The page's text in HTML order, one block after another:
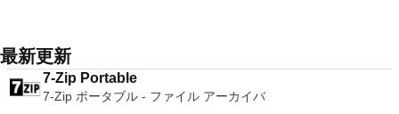
試用の3つのバージョンがあります。 制御する必要のあるマシ
ンごとに、RealVNCのWebサイトにアクセスして、各コンピ
ューターにVNC Connectをダウンロードするだけです。次
に、RealVNCアカウントの資格情報を使用して、ローカルマ
Office systemソフトウェアの補足条項であり、2007 Microsoft
Office systemソフトウェアのライセンス条項の対象となりま
す。 システム要件：サポートされているオペレーティングシ
ステム。 Windows Server 2003、Windows Vista、Windows
adjustment tool and multiple tabbed feature. It also has a PDF
converter, spell check and word count feature. WPS Office
2016 Personal Edition supports switching language UI,File
Roaming and Docer online templates. Key features include:
まったく新しい外観でデジタル エンターテイメントを楽しめ
ます。 大好きな音楽をより多く - デジタル音楽体験がさらに
楽しくなります。 エンターテイメントをすべて1つの場所に -
音楽、ビデオ、写真、録画したテレビ番組をすべて保存して楽
最新更新
7-Zip Portable
7-Zip ポータブル - ファイル アーカイバ